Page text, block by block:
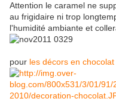
Attention le caramel ne
au frigidaire ni trop
l'humidité ambiante et
pour les décors en